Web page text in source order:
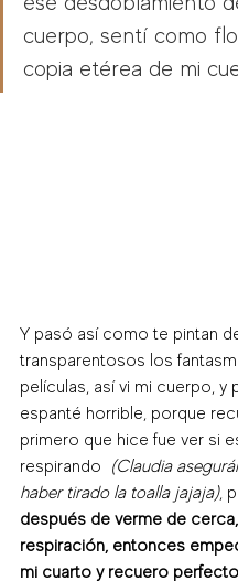
cuerpo, sentí como
copia etérea de mi
Y pasó así como te pintan
transparentosos los
películas, así vi mi cuerpo, y
espanté horrible, porque
primero que hice fue ver si
respirando
(Claudia
haber tirado la toalla jajaja),
después de verme de
respiración, entonces
mi cuarto y recuero